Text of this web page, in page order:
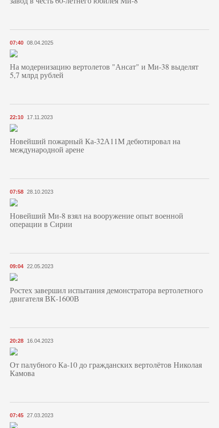
07:40 08.04.2025
На модернизацию вертолетов "Ансат" и Ми-38 выделят
5,7 млрд рублей
22:10 17.11.2023
Новейший пожарный Ка-32А11М дебютировал на
международной арене
07:58 28.10.2023
Новейший Ми-8 взял на вооружение опыт военной
операции в Сирии
09:04 22.05.2023
Ростех завершил испытания демонстратора вертолетного
двигателя ВК-1600В
20:28 16.04.2023
От палубного Ка-10 до гражданских вертолётов Николая
Камова
07:45 27.03.2023